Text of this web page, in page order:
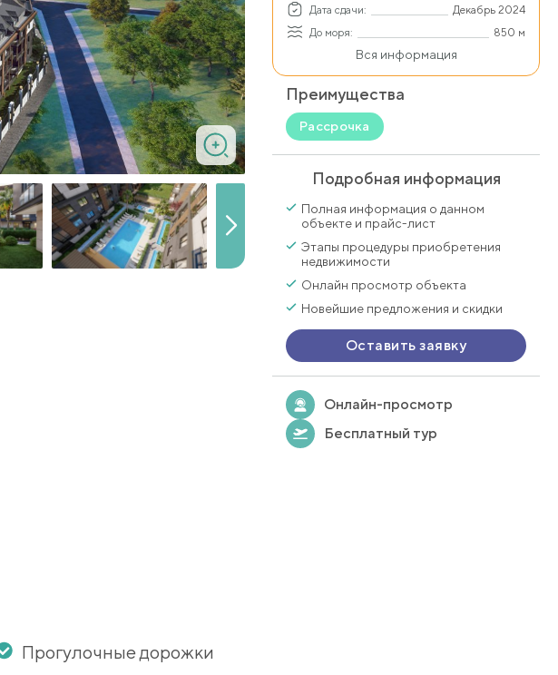
Прогулочные дорожки
Дата сдачи:
Декабрь 2024
До моря:
850 м
Вся информация
Преимущества
Рассрочка
Подробная информация
Полная информация о данном
объекте и прайс-лист
Этапы процедуры приобретения
недвижимости
Онлайн просмотр объекта
Новейшие предложения и скидки
Оставить заявку
Онлайн-просмотр
Бесплатный тур